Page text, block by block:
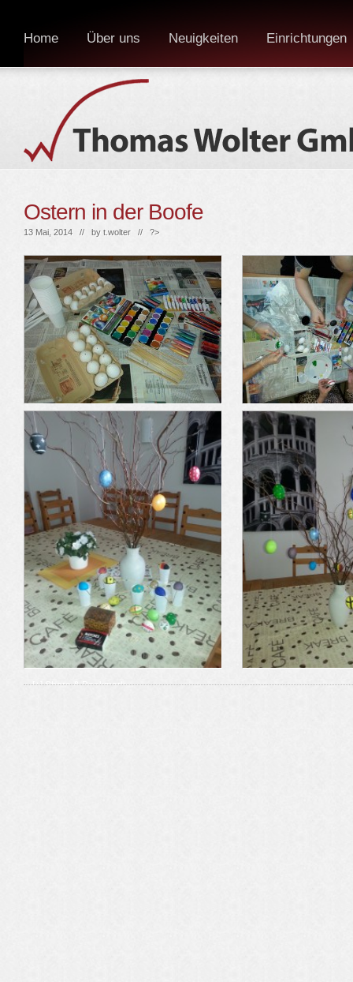
Home Über uns Neuigkeiten Einrichtungen
Ostern in der Boofe
13 Mai, 2014 // by t.wolter // ?>
[+] Share & Bookmark